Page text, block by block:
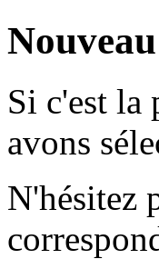
Si c'est la
avons
N'hésitez